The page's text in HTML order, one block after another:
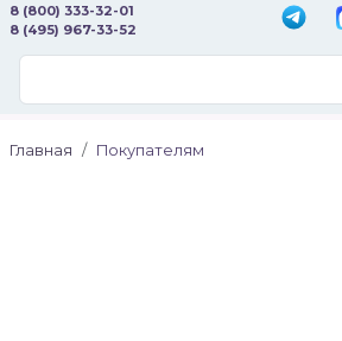
8 (800) 333-32-01
8 (495) 967-33-52
Главная Покупателям